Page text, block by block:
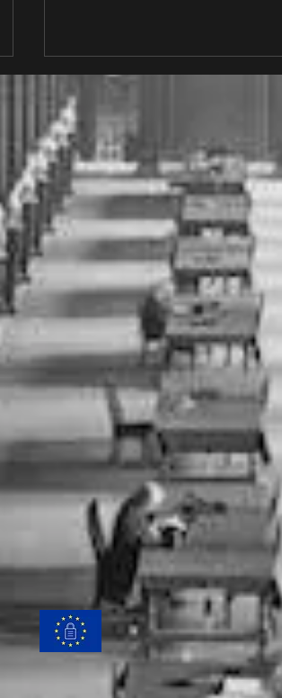
Vertaling is een feit!